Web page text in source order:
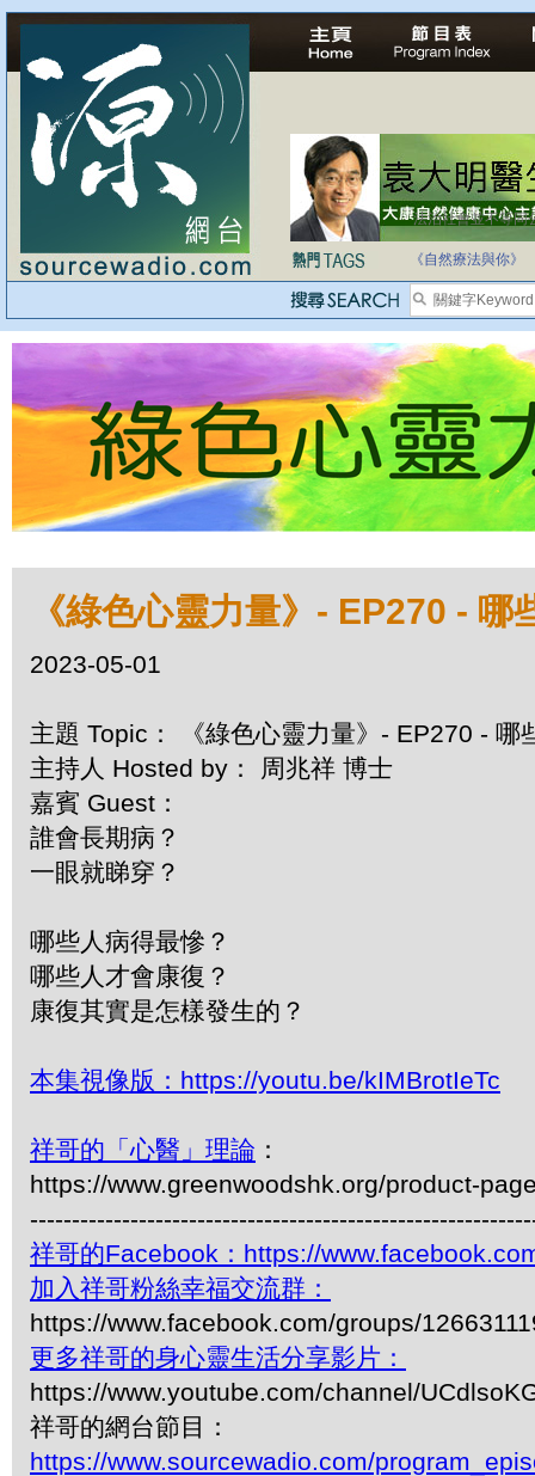
法治社會並不等同
自家教育合法化-
《自然療法與你》
《綠色心靈力量》- EP270 - 哪
2023-05-01
主題 Topic： 《綠色心靈力量》- EP270 - 哪
主持人 Hosted by： 周兆祥 博士
嘉賓 Guest：
誰會長期病？
一眼就睇穿？
哪些人病得最慘？
哪些人才會康復？
康復其實是怎樣發生的？
本集視像版：https://youtu.be/kIMBrotIeTc
祥哥的「心醫」理論 ：
https://www.greenwoodshk.org/product-
祥哥的Facebook：https://
加入祥哥粉絲幸福交流群：
https://www.facebook.com/groups/
更多祥哥的身心靈生活分享影片：
https://www.youtube.com/channel/
祥哥的網台節目：
https://www.sourcewadio.com/